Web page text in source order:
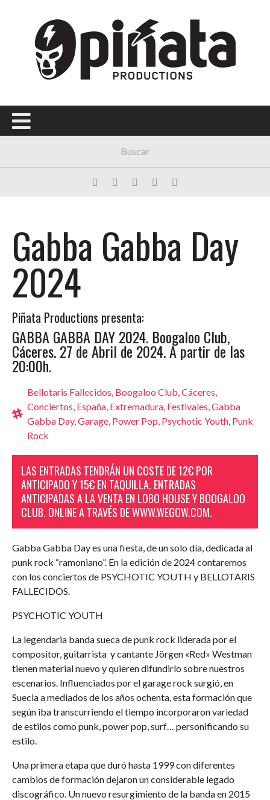
Menú Principal
PORTADA
CONCIERTOS
FESTIVALES
Gabba Gabba Day
2024
Piñata Productions presenta:
GABBA GABBA DAY 2024. Boogaloo Club,
Cáceres. 27 de Abril de 2024. A partir de las
20:00h.
Bellotaris Fallecidos, Boogaloo Club,Cáceres,
Conciertos, España, Extremadura, Festivales,Gabba
Gabba Day,Garage, Power Pop, Psychotic Youth, Punk
Rock
LAS ENTRADAS TENDRÁN UN COSTE DE 12€ POR
ANTICIPADO Y 15€ EN TAQUILLA. ENTRADAS
ANTICIPADAS A LA VENTA EN LOBO HOUSE Y BOOGALOO
CLUB. ONLINE A TRAVÉS DE WWW.WEGOW.COM.
Gabba Gabba Day es una fiesta, de un solo día, dedicada al
punk rock “ramoniano”. En la edición de 2024 contaremos
con los conciertos de PSYCHOTIC YOUTH y BELLOTARIS
FALLECIDOS.
PSYCHOTIC YOUTH
La legendaria banda sueca de punk rock liderada por el
compositor, guitarrista y cantante Jörgen «Red» Westman
tienen material nuevo y quieren difundirlo sobre nuestros
escenarios. Influenciados por el garage rock surgió, en
Suecia a mediados de los años ochenta, esta formación que
según iba transcurriendo el tiempo incorporaron variedad
de estilos como punk, power pop, surf… personificando su
estilo.
Una primera etapa que duró hasta 1999 con diferentes
cambios de formación dejaron un considerable legado
discográfico. Un nuevo resurgimiento de la banda en 2015